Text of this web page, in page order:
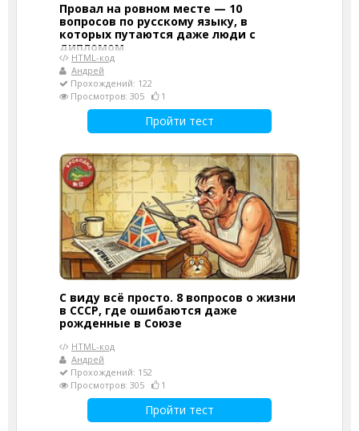
Провал на ровном месте — 10
вопросов по русскому языку, в
которых путаются даже люди с
дипломом
HTML-код
Андрей
Прохождений: 122
Просмотров: 305
1
Пройти тест
С виду всё просто. 8 вопросов о жизни
в СССР, где ошибаются даже
рожденные в Союзе
HTML-код
Андрей
Прохождений: 152
Просмотров: 305
1
Пройти тест